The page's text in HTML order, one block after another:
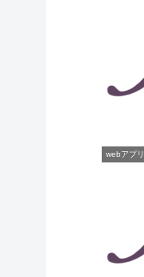
webアプリ